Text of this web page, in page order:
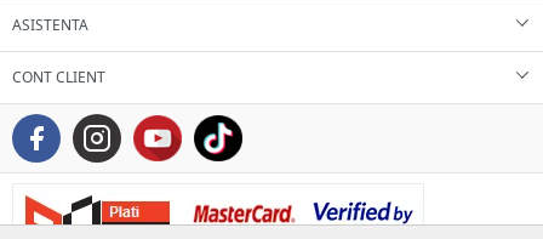
ASISTENTA
CONT CLIENT